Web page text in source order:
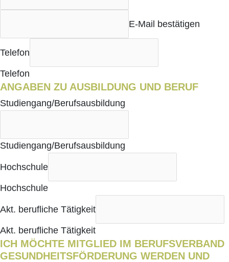
E‑Mail bestä­ti­gen
Tele­fon
Tele­fon
ANGA­BEN ZU AUS­BIL­DUNG UND BERUF
Studiengang/Berufsausbildung
Studiengang/Berufsausbildung
Hoch­schu­le
Hoch­schu­le
Akt. beruf­li­che Tätig­keit
Akt. beruf­li­che Tätigkeit
ICH MÖCH­TE MIT­GLIED IM BERUFS­VER­BAND
GESUND­HEITS­FÖRDERUNG WER­DEN UND